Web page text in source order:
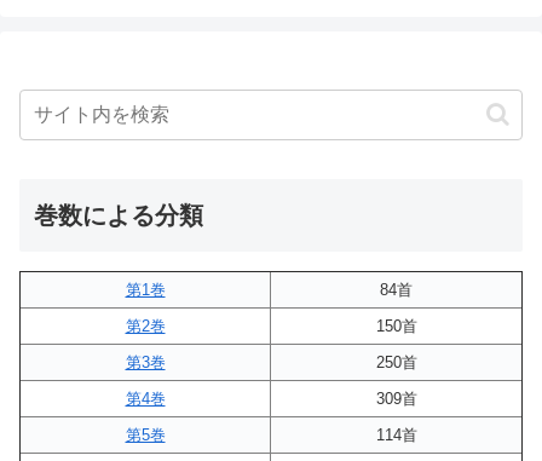
巻数による分類
第1巻
84首
第2巻
150首
第3巻
250首
第4巻
309首
第5巻
114首